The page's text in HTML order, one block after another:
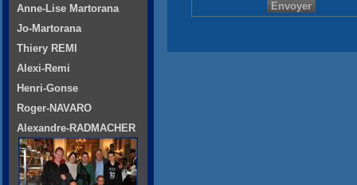
Anne-Lise Martorana
Jo-Martorana
Thiery REMI
Alexi-Remi
Henri-Gonse
Roger-NAVARO
Alexandre-RADMACHER